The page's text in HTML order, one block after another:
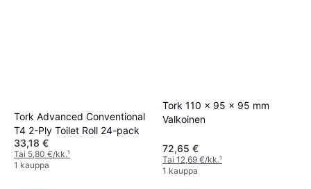
Tork Advanced Conventional
T4 2-Ply Toilet Roll 24-pack
33,18 €
Tai 5,80 €/kk.¹
1 kauppa
Tork 110 x 95 x 95 mm
Valkoinen
72,65 €
Tai 12,69 €/kk.¹
1 kauppa